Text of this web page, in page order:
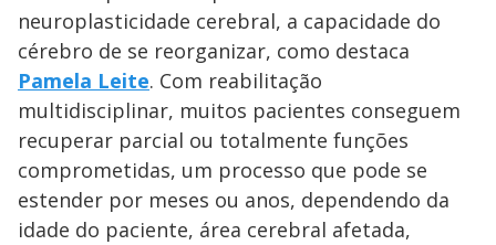
neuroplasticidade cerebral, a capacidade do
cérebro de se reorganizar, como destaca
Pamela Leite. Com reabilitação
multidisciplinar, muitos pacientes conseguem
recuperar parcial ou totalmente funções
comprometidas, um processo que pode se
estender por meses ou anos, dependendo da
idade do paciente, área cerebral afetada,